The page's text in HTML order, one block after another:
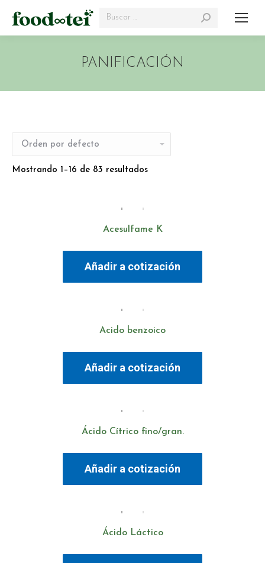
Search:
PANIFICACIÓN
Mostrando 1–16 de 83 resultados
Acesulfame K
Añadir a cotización
Acido benzoico
Añadir a cotización
Ácido Cítrico fino/gran.
Añadir a cotización
Ácido Láctico